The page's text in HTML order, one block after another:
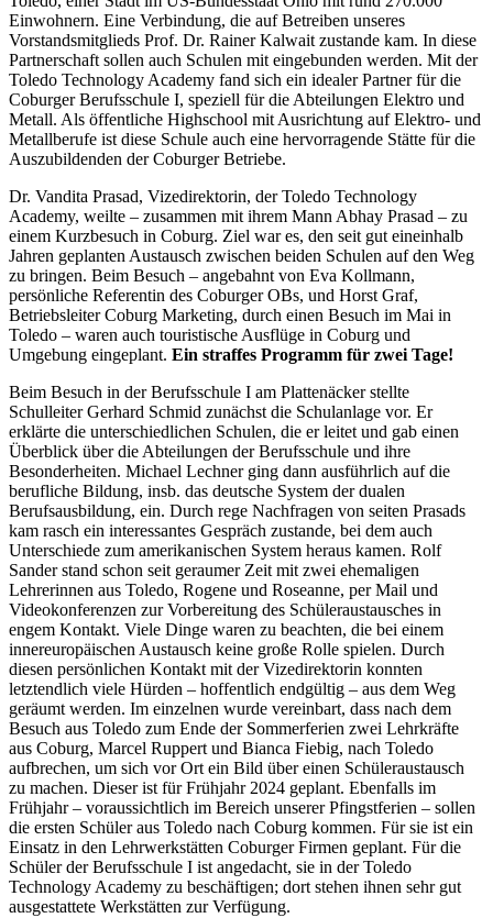
Einwohnern. Eine Verbindung, die auf Betreiben unseres
Vorstandsmitglieds Prof. Dr. Rainer Kalwait zustande kam. In diese
Partnerschaft sollen auch Schulen mit eingebunden werden. Mit der
Toledo Technology Academy fand sich ein idealer Partner für die
Coburger Berufsschule I, speziell für die Abteilungen Elektro und
Metall. Als öffentliche Highschool mit Ausrichtung auf Elektro- und
Metallberufe ist diese Schule auch eine hervorragende Stätte für die
Auszubildenden der Coburger Betriebe.
Dr. Vandita Prasad, Vizedirektorin, der Toledo Technology
Academy, weilte – zusammen mit ihrem Mann Abhay Prasad – zu
einem Kurzbesuch in Coburg. Ziel war es, den seit gut eineinhalb
Jahren geplanten Austausch zwischen beiden Schulen auf den Weg
zu bringen. Beim Besuch – angebahnt von Eva Kollmann,
persönliche Referentin des Coburger OBs, und Horst Graf,
Betriebsleiter Coburg Marketing, durch einen Besuch im Mai in
Toledo – waren auch touristische Ausflüge in Coburg und
Umgebung eingeplant. Ein straffes Programm für zwei Tage!
Beim Besuch in der Berufsschule I am Plattenäcker stellte
Schulleiter Gerhard Schmid zunächst die Schulanlage vor. Er
erklärte die unterschiedlichen Schulen, die er leitet und gab einen
Überblick über die Abteilungen der Berufsschule und ihre
Besonderheiten. Michael Lechner ging dann ausführlich auf die
berufliche Bildung, insb. das deutsche System der dualen
Berufsausbildung, ein. Durch rege Nachfragen von seiten Prasads
kam rasch ein interessantes Gespräch zustande, bei dem auch
Unterschiede zum amerikanischen System heraus kamen. Rolf
Sander stand schon seit geraumer Zeit mit zwei ehemaligen
Lehrerinnen aus Toledo, Rogene und Roseanne, per Mail und
Videokonferenzen zur Vorbereitung des Schüleraustausches in
engem Kontakt. Viele Dinge waren zu beachten, die bei einem
innereuropäischen Austausch keine große Rolle spielen. Durch
diesen persönlichen Kontakt mit der Vizedirektorin konnten
letztendlich viele Hürden – hoffentlich endgültig – aus dem Weg
geräumt werden. Im einzelnen wurde vereinbart, dass nach dem
Besuch aus Toledo zum Ende der Sommerferien zwei Lehrkräfte
aus Coburg, Marcel Ruppert und Bianca Fiebig, nach Toledo
aufbrechen, um sich vor Ort ein Bild über einen Schüleraustausch
zu machen. Dieser ist für Frühjahr 2024 geplant. Ebenfalls im
Frühjahr – voraussichtlich im Bereich unserer Pfingstferien – sollen
die ersten Schüler aus Toledo nach Coburg kommen. Für sie ist ein
Einsatz in den Lehrwerkstätten Coburger Firmen geplant. Für die
Schüler der Berufsschule I ist angedacht, sie in der Toledo
Technology Academy zu beschäftigen; dort stehen ihnen sehr gut
ausgestattete Werkstätten zur Verfügung.